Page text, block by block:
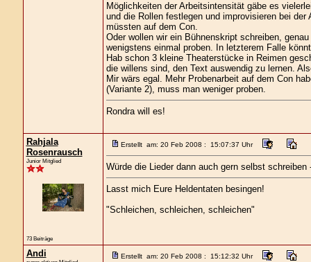
Möglichkeiten der Arbeitsintensität gäbe es
und die Rollen festlegen und improvisieren bei
müssten auf dem Con.
Oder wollen wir ein Bühnenskript schreiben,
wenigstens einmal proben. In letzterem Falle
Hab schon 3 kleine Theaterstücke in Reimen
die willens sind, den Text auswendig zu lernen.
Mir wärs egal. Mehr Probenarbeit auf dem Con
(Variante 2), muss man weniger proben.
Rondra will es!
Rahjala
Rosenrausch
Junior Mitglied
73 Beiträge
Erstellt am: 20 Feb 2008 : 15:07:37 Uhr
Würde die Lieder dann auch gern selbst
Lasst mich Eure Heldentaten besingen!
"Schleichen, schleichen, schleichen"
Andi Erstellt am: 20 Feb 2008 : 15:12:32 Uhr